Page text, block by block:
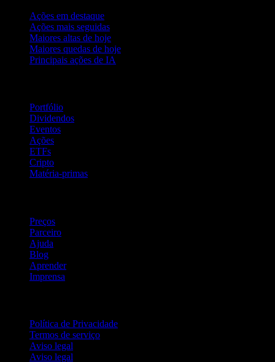
Ações em destaque
Ações mais seguidas
Maiores altas de hoje
Maiores quedas de hoje
Principais ações de IA
Portfólio
Dividendos
Eventos
Ações
ETFs
Cripto
Matéria-primas
Preços
Parceiro
Ajuda
Blog
Aprender
Imprensa
Política de Privacidade
Termos de serviço
Aviso legal
Aviso legal